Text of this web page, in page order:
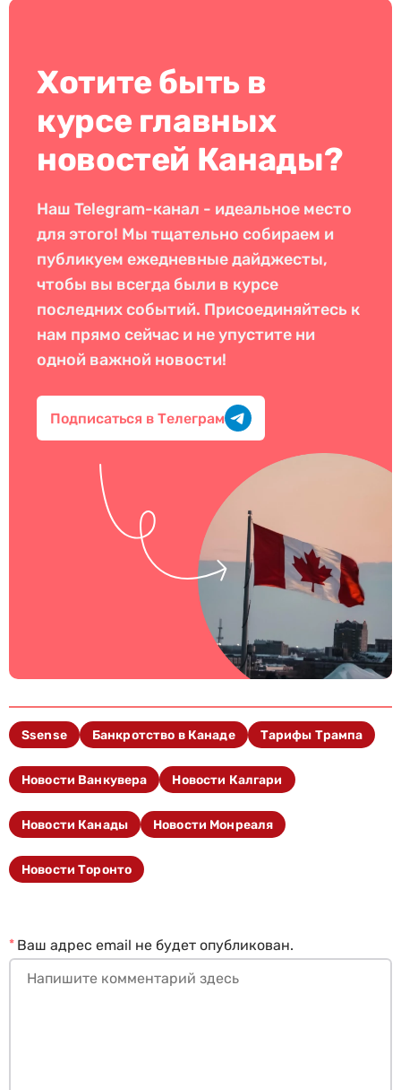
Хотите быть в
курсе главных
новостей Канады?
Наш Telegram-канал - идеальное место
для этого! Мы тщательно собираем и
публикуем ежедневные дайджесты,
чтобы вы всегда были в курсе
последних событий. Присоединяйтесь к
нам прямо сейчас и не упустите ни
одной важной новости!
Подписаться в Телеграм
Ssense Банкротство в Канаде Тарифы Трампа
Новости Ванкувера Новости Калгари
Новости Канады Новости Монреаля
Новости Торонто
Ваш адрес email не будет опубликован.
*